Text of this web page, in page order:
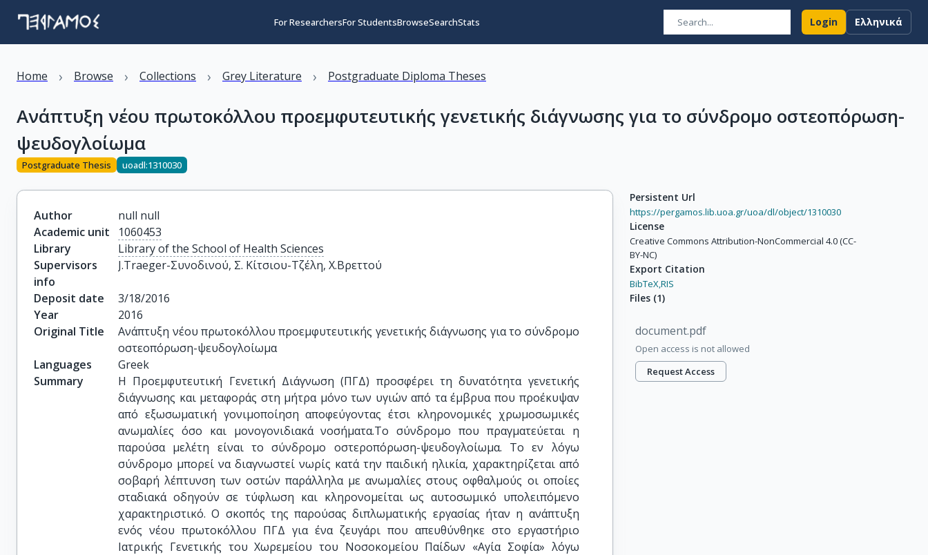
For ResearchersFor StudentsBrowseSearchStats Login Ελληνικά
Home › Browse › Collections › Grey Literature › Postgraduate Diploma Theses
Ανάπτυξη νέου πρωτοκόλλου προεμφυτευτικής γενετικής διάγνωσης για το σύνδρομο οστεοπόρωση-
ψευδογλοίωμα
Postgraduate Thesis uoadl:1310030
Author
null null
Academic unit
1060453
Library
Library of the School of Health Sciences
Supervisors
info
J.Traeger-Συνοδινού, Σ. Κίτσιου-Τζέλη, Χ.Βρεττού
Deposit date
3/18/2016
Year
2016
Original Title
Ανάπτυξη νέου πρωτοκόλλου προεμφυτευτικής γενετικής διάγνωσης για το σύνδρομο
οστεοπόρωση-ψευδογλοίωμα
Languages
Greek
Summary
Η Προεμφυτευτική Γενετική Διάγνωση (ΠΓΔ) προσφέρει τη δυνατότητα γενετικής
διάγνωσης και μεταφοράς στη μήτρα μόνο των υγιών από τα έμβρυα που προέκυψαν
από εξωσωματική γονιμοποίηση αποφεύγοντας έτσι κληρονομικές χρωμοσωμικές
ανωμαλίες όσο και μονογονιδιακά νοσήματα.Το σύνδρομο που πραγματεύεται η
παρούσα μελέτη είναι το σύνδρομο οστεροπόρωση-ψευδογλοίωμα. Το εν λόγω
σύνδρομο μπορεί να διαγνωστεί νωρίς κατά την παιδική ηλικία, χαρακτηρίζεται από
σοβαρή λέπτυνση των οστών παράλληλα με ανωμαλίες στους οφθαλμούς οι οποίες
σταδιακά οδηγούν σε τύφλωση και κληρονομείται ως αυτοσωμικό υπολειπόμενο
χαρακτηριστικό. Ο σκοπός της παρούσας διπλωματικής εργασίας ήταν η ανάπτυξη
ενός νέου πρωτοκόλλου ΠΓΔ για ένα ζευγάρι που απευθύνθηκε στο εργαστήριο
Ιατρικής Γενετικής του Χωρεμείου του Νοσοκομείου Παίδων «Αγία Σοφία» λόγω
Persistent Url
https://pergamos.lib.uoa.gr/uoa/dl/object/1310030
License
Creative Commons Attribution-NonCommercial 4.0 (CC-
BY-NC)
Export Citation
BibTeX,RIS
Files (1)
document.pdf
Open access is not allowed
Request Access